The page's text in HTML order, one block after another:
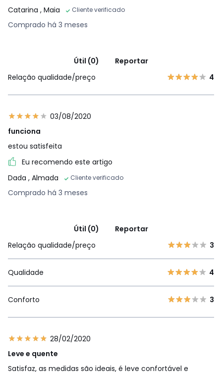
Catarina , Maia Cliente verificado
Comprado há 3 meses
Útil (0)
Reportar
Relação qualidade/preço
4
03/08/2020
funciona
estou satisfeita
Eu recomendo este artigo
Dada , Almada Cliente verificado
Comprado há 3 meses
Útil (0)
Reportar
Relação qualidade/preço
3
Qualidade 4
Conforto 3
28/02/2020
Leve e quente
Satisfaz, as medidas são ideais, é leve confortável e